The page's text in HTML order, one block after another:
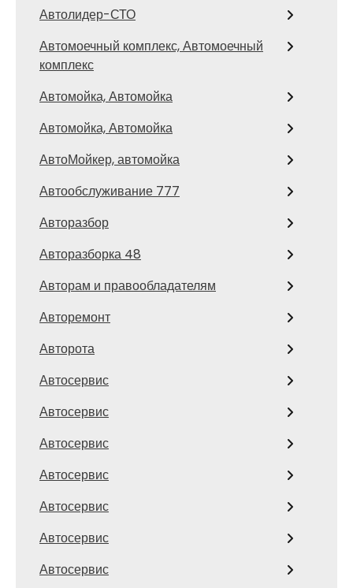
Автолидер-СТО
Автомоечный комплекс, Автомоечный
комплекс
Автомойка, Автомойка
Автомойка, Автомойка
АвтоМойкер, автомойка
Автообслуживание 777
Авторазбор
Авторазборка 48
Авторам и правообладателям
Авторемонт
Авторота
Автосервис
Автосервис
Автосервис
Автосервис
Автосервис
Автосервис
Автосервис